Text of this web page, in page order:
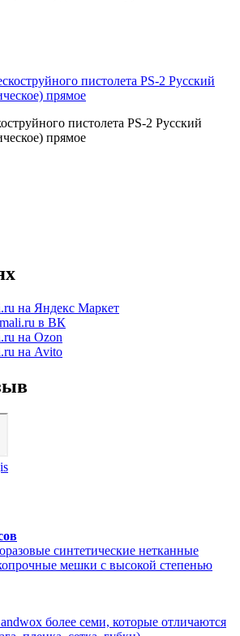
пистолета PS-2 Русский
прямое
синтетические нетканные
мешки с высокой степенью
более семи, которые отличаются